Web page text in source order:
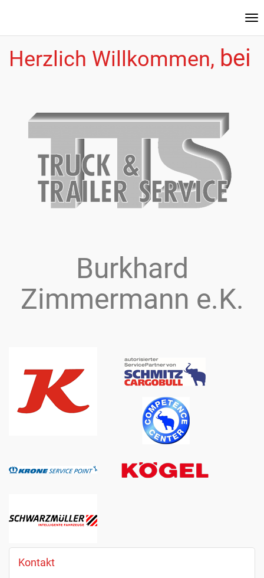
Herzlich Willkommen, bei
Burkhard
Zimmermann e.K.
Kontakt